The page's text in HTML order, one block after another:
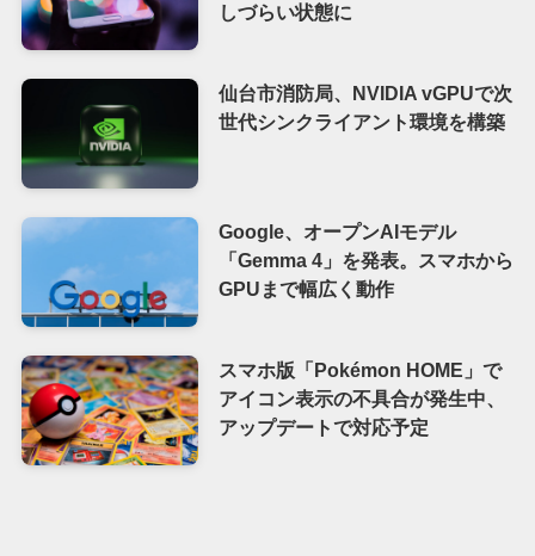
しづらい状態に
仙台市消防局、NVIDIA vGPUで次
世代シンクライアント環境を構築
Google、オープンAIモデル
「Gemma 4」を発表。スマホから
GPUまで幅広く動作
スマホ版「Pokémon HOME」で
アイコン表示の不具合が発生中、
アップデートで対応予定